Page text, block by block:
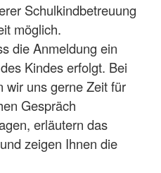
Schulkindbetreuung
möglich.
die Anmeldung ein
Kindes erfolgt. Bei
wir uns gerne Zeit für
Gespräch
erläutern das
zeigen Ihnen die